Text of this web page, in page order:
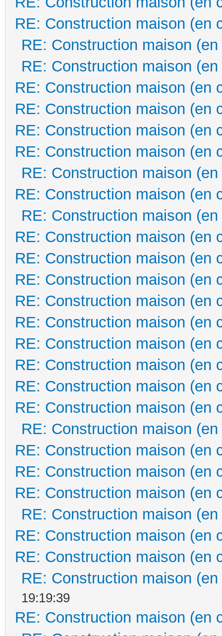
RE: Construction maison (en
RE: Construction maison
RE: Construction maison
RE: Construction maison (en
RE: Construction maison (en
RE: Construction maison (en
RE: Construction maison (en
RE: Construction maison
RE: Construction maison (en
RE: Construction maison
RE: Construction maison (en
RE: Construction maison (en
RE: Construction maison (en
RE: Construction maison (en
RE: Construction maison (en
RE: Construction maison (en
RE: Construction maison (en
RE: Construction maison (en
RE: Construction maison (en
RE: Construction maison
RE: Construction maison (en
RE: Construction maison (en
RE: Construction maison (en
RE: Construction maison
RE: Construction maison (en
RE: Construction maison (en
RE: Construction maison
19:19:39
RE: Construction maison (en